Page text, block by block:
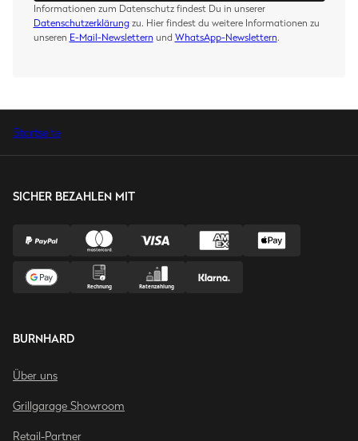
Informationen zum Datenschutz findest Du in unserer
Datenschutzerklärung zu. Hier findest du weitere Informationen zu
unseren E-Mail-Newslettern und WhatsApp-Newslettern.
Startseite
SICHER BEZAHLEN MIT
BURNHARD
Über uns
Grillgarage Showroom
Retail-Partner